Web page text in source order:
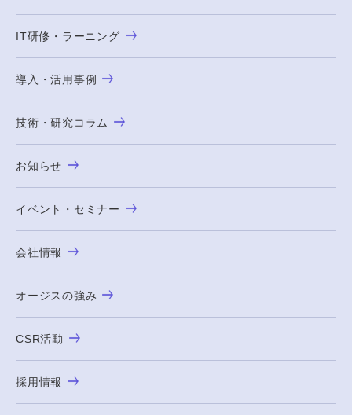
IT研修・ラーニング
導入・活用事例
技術・研究コラム
お知らせ
イベント・セミナー
会社情報
オージスの強み
CSR活動
採用情報